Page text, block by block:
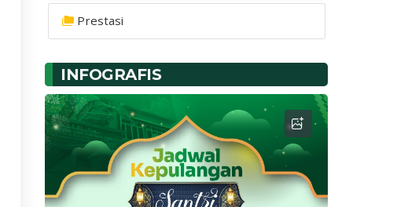
Prestasi
INFOGRAFIS